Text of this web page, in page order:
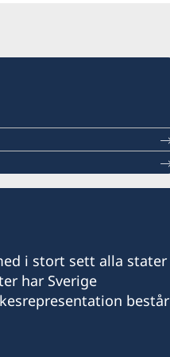
i stort sett alla stater
har Sverige
består